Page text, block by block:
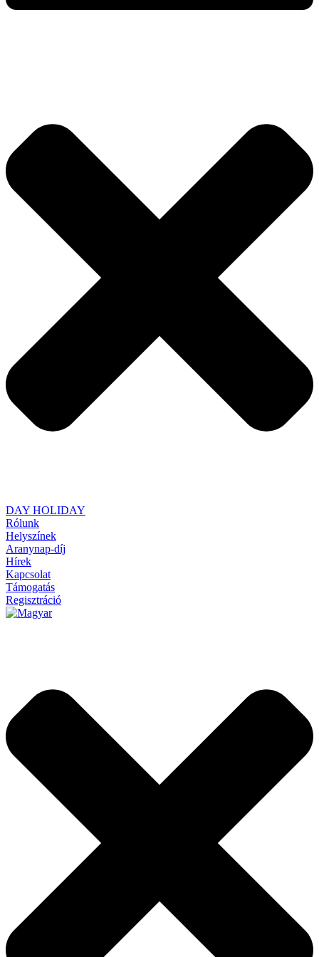
DAY HOLIDAY
Rólunk
Helyszínek
Aranynap-díj
Hírek
Kapcsolat
Támogatás
Regisztráció